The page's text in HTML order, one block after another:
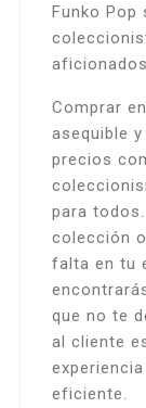
Funko Pop
Comprar
asequible
precios
para
colección
falta en tu
que no te
al cliente
eficiente.